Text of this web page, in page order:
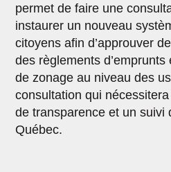
permet de faire une
instaurer un nouveau
citoyens afin d’approuver
des règlements
de zonage au niveau des
consultation qui
de transparence et un suivi
Québec.